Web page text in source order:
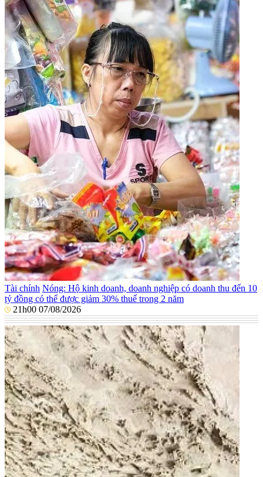
Tài chính Nóng: Hộ kinh doanh, doanh nghiệp có doanh thu đến 10
tỷ đồng có thể được giảm 30% thuế trong 2 năm
21h00 07/08/2026